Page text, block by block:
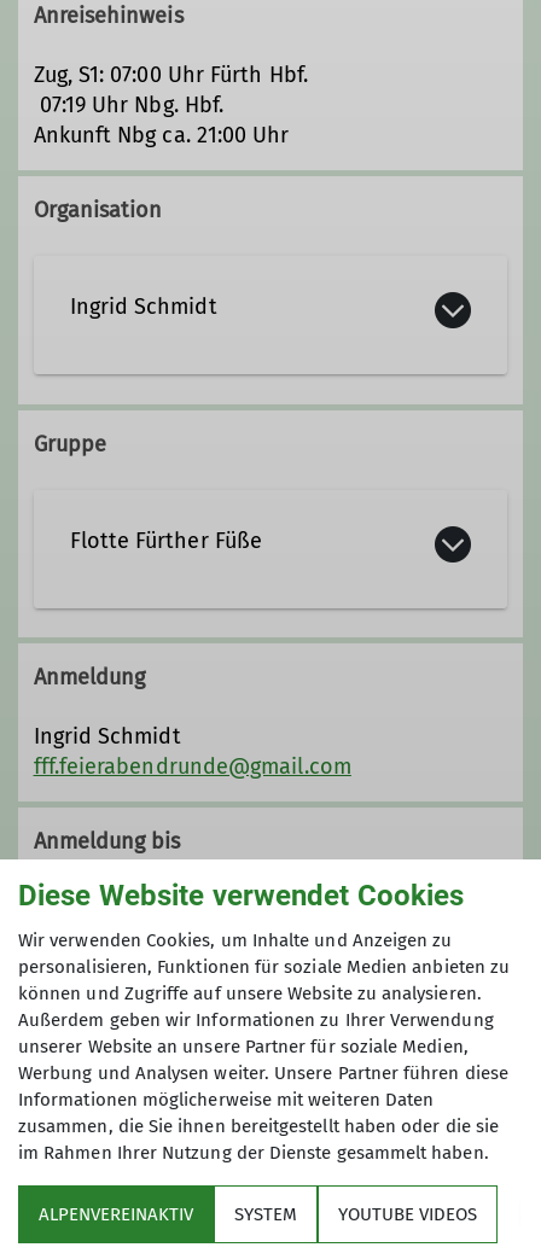
Anreisehinweis
Zug, S1: 07:00 Uhr Fürth Hbf.
07:19 Uhr Nbg. Hbf.
Ankunft Nbg ca. 21:00 Uhr
Organisation
Ingrid Schmidt
fff.feierabendrunde@gmail.com
Gruppe
Flotte Fürther Füße
DieFlottenFürtherFüße.
Unsere DAV-Gruppe ist nun schon
über 10 Jahre alt und wir haben mehr
als 100 Mitglieder. Wir sind die
Fürther Füße, weil wir Kondition für
20-30 km in flottem Tempo, außerdem
unsere Füße und zweckmäßige
Kleidung haben und aus Fürth
kommen - die meisten zumindest.
Viele unserer Mitglieder führen
Heimat- und Bergwanderungen von
einfach bis hin zu anspruchsvollen
Klettersteigen durch. Auch mehrtägige
(Berg)touren, Ausflüge mit
Besichtigungen, Kanufahrten oder
Segeltörns sind ab und zu eine
willkommene Abwechslung im
Programm der FFF. Im Winter genießen
wir gerne die Bergwelt abseits der
Pisten auf Schneeschuhen.
Anmeldung
Ingrid Schmidt
fff.feierabendrunde@gmail.com
Anmeldung bis
01.03.2025
Preis
Anzahlung: 20 €
(48,50 € im 6-er Zimmer inkl. Frühstück)
Sektion
Diese Website verwendet Cookies
Wir verwenden Cookies, um Inhalte und Anzeigen zu
personalisieren, Funktionen für soziale Medien anbieten zu
können und Zugriffe auf unsere Website zu analysieren.
Außerdem geben wir Informationen zu Ihrer Verwendung
unserer Website an unsere Partner für soziale Medien,
Werbung und Analysen weiter. Unsere Partner führen diese
Informationen möglicherweise mit weiteren Daten
zusammen, die Sie ihnen bereitgestellt haben oder die sie
im Rahmen Ihrer Nutzung der Dienste gesammelt haben.
ALPENVEREINAKTIV SYSTEM YOUTUBE VIDEOS